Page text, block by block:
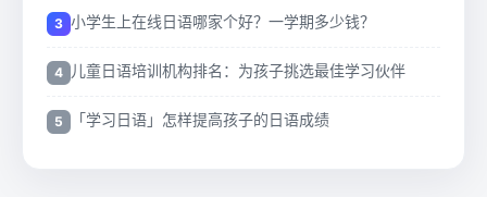
小学生上在线日语哪家个好？一学期多少钱？
儿童日语培训机构排名：为孩子挑选最佳学习伙伴
「学习日语」怎样提高孩子的日语成绩